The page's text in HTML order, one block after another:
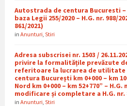
Autostrada de centura Bucuresti –
baza Legii 255/2020 – H.G. nr. 988/
861/2021)
in Anunturi Stiri
Adresa subscrisei nr. 1503 /
privire la formalitățile prevăzute de
referitoare la lucrarea de utilitate
centura București km 0+000 – km
Nord km 0+000 – km 52+770” – H.G.
modificare și completare a H.G. nr.
in Anunturi Stiri